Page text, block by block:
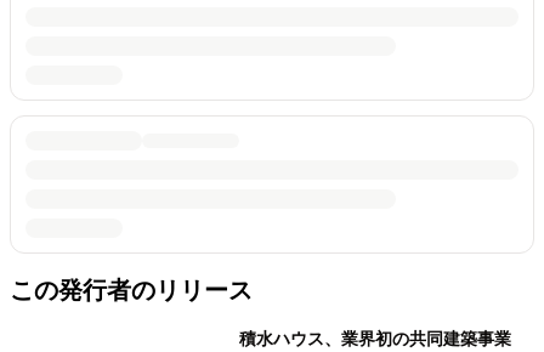
この発行者のリリース
積水ハウス、業界初の共同建築事業